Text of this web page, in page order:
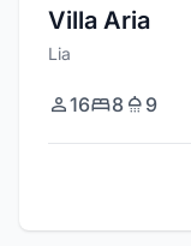
Villa Aria
Lia
16 8 9